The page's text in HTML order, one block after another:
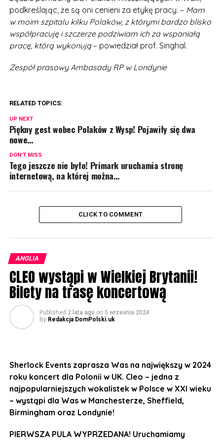
podkreślając, że są oni cenieni za etykę pracy. – Mam
w moim szpitalu kilku Polaków, z którymi bardzo blisko
współpracuję i szczerze podziwiam ich za wspaniałą
pracę, którą wykonują– powiedział prof. Singhal.
Zespół prasowy Ambasady RP w Londynie
RELATED TOPICS:
UP NEXT
Piękny gest wobec Polaków z Wysp! Pojawiły się dwa
nowe…
DON'T MISS
Tego jeszcze nie było! Primark uruchamia stronę
internetową, na której można…
CLICK TO COMMENT
ANGLIA
CLEO wystąpi w Wielkiej Brytanii!
Bilety na trasę koncertową
Published 2 lata ago on 5 września 2024
By Redakcja DomPolski.uk
Sherlock Events zaprasza Was na największy w 2024
roku koncert dla Polonii w UK. Cleo – jedna z
najpopularniejszych wokalistek w Polsce w XXI wieku
– wystąpi dla Was w Manchesterze, Sheffield,
Birmingham oraz Londynie!
PIERWSZA PULA WYPRZEDANA! Uruchamiamy